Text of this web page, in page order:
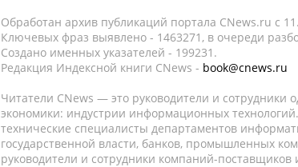
Обработан архив публикаций портала CNews.ru c
Ключевых фраз выявлено - 1463271, в очереди
Создано именных указателей - 199231.
Редакция Индексной книги CNews - book@cnews.ru
Читатели CNews — это руководители и
экономики: индустрии информационных
технические специалисты департаментов
государственной власти, банков, промышленных
руководители и сотрудники компаний-